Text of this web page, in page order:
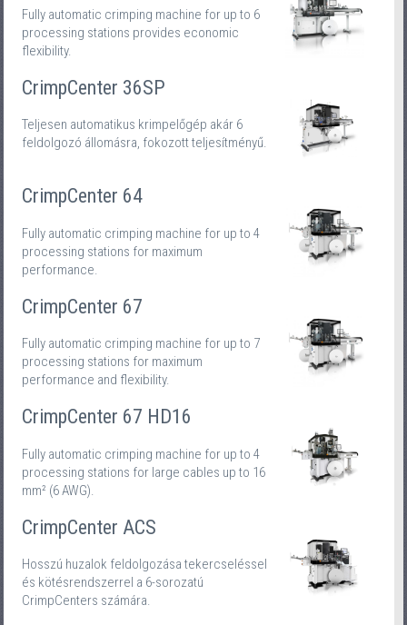
Fully automatic crimping machine for up to 6
processing stations provides economic
flexibility.
CrimpCenter 36SP
Teljesen automatikus krimpelőgép akár 6
feldolgozó állomásra, fokozott teljesítményű.
CrimpCenter 64
Fully automatic crimping machine for up to 4
processing stations for maximum
performance.
CrimpCenter 67
Fully automatic crimping machine for up to 7
processing stations for maximum
performance and flexibility.
CrimpCenter 67 HD16
Fully automatic crimping machine for up to 4
processing stations for large cables up to 16
mm² (6 AWG).
CrimpCenter ACS
Hosszú huzalok feldolgozása tekercseléssel
és kötésrendszerrel a 6-sorozatú
CrimpCenters számára.